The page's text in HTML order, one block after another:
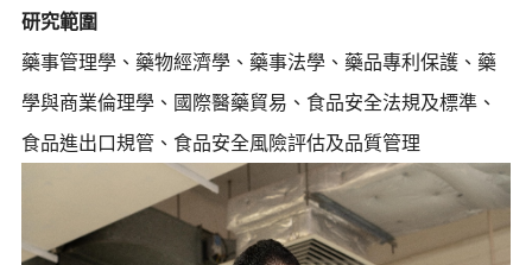
研究範圍
藥事管理學、藥物經濟學、藥事法學、藥品專利保護、藥
學與商業倫理學、國際醫藥貿易、食品安全法規及標準、
食品進出口規管、食品安全風險評估及品質管理